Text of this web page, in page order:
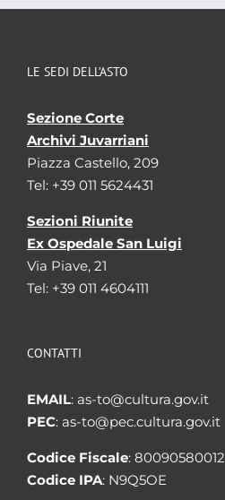
LE SEDI DELL’ASTO
Sezione Corte
Archivi Juvarriani
Piazza Castello, 209
Tel: +39 011 5624431
Sezioni Riunite
Ex Ospedale San Luigi
Via Piave, 21
Tel: +39 011 4604111
CONTATTI
EMAIL: as-to@cultura.gov.it
PEC: as-to@pec.cultura.gov.it
Codice Fiscale: 80090580012
Codice IPA: N9Q5OE